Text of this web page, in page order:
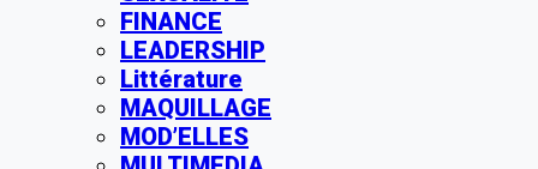
FINANCE
LEADERSHIP
Littérature
MAQUILLAGE
MOD’ELLES